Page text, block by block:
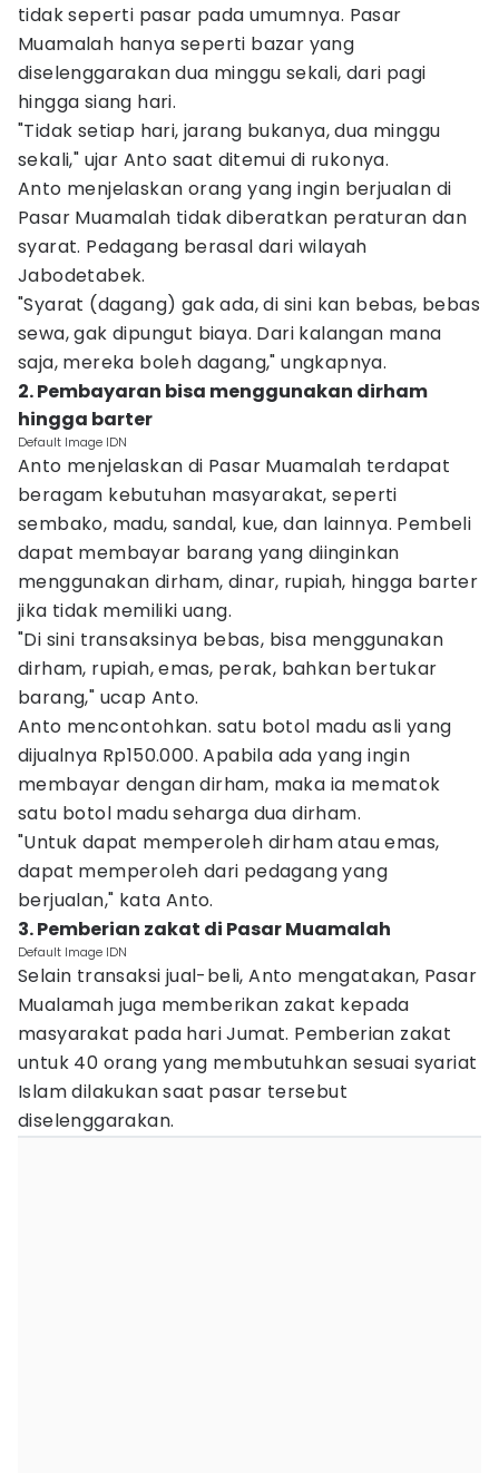
tidak seperti pasar pada umumnya. Pasar
Muamalah hanya seperti bazar yang
diselenggarakan dua minggu sekali, dari pagi
hingga siang hari.
"Tidak setiap hari, jarang bukanya, dua minggu
sekali," ujar Anto saat ditemui di rukonya.
Anto menjelaskan orang yang ingin berjualan di
Pasar Muamalah tidak diberatkan peraturan dan
syarat. Pedagang berasal dari wilayah
Jabodetabek.
"Syarat (dagang) gak ada, di sini kan bebas, bebas
sewa, gak dipungut biaya. Dari kalangan mana
saja, mereka boleh dagang," ungkapnya.
2. Pembayaran bisa menggunakan dirham
hingga barter
Default Image IDN
Anto menjelaskan di Pasar Muamalah terdapat
beragam kebutuhan masyarakat, seperti
sembako, madu, sandal, kue, dan lainnya. Pembeli
dapat membayar barang yang diinginkan
menggunakan dirham, dinar, rupiah, hingga barter
jika tidak memiliki uang.
"Di sini transaksinya bebas, bisa menggunakan
dirham, rupiah, emas, perak, bahkan bertukar
barang," ucap Anto.
Anto mencontohkan. satu botol madu asli yang
dijualnya Rp150.000. Apabila ada yang ingin
membayar dengan dirham, maka ia mematok
satu botol madu seharga dua dirham.
"Untuk dapat memperoleh dirham atau emas,
dapat memperoleh dari pedagang yang
berjualan," kata Anto.
3. Pemberian zakat di Pasar Muamalah
Default Image IDN
Selain transaksi jual-beli, Anto mengatakan, Pasar
Mualamah juga memberikan zakat kepada
masyarakat pada hari Jumat. Pemberian zakat
untuk 40 orang yang membutuhkan sesuai syariat
Islam dilakukan saat pasar tersebut
diselenggarakan.